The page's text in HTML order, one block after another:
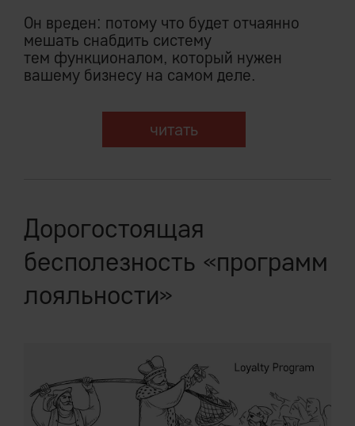
Он вреден: потому что будет отчаянно
мешать снабдить систему
тем функционалом, который нужен
вашему бизнесу на самом деле.
читать
Дорогостоящая
бесполезность «программ
лояльности»